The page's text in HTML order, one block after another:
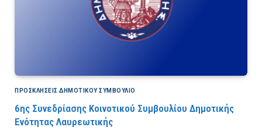
ΠΡΟΣΚΛΉΣΕΙΣ ΔΗΜΟΤΙΚΟΎ ΣΥΜΒΟΎΛΙΟ
6ης Συνεδρίασης Κοινοτικού Συμβουλίου Δημοτικής
Ενότητας Λαυρεωτικής